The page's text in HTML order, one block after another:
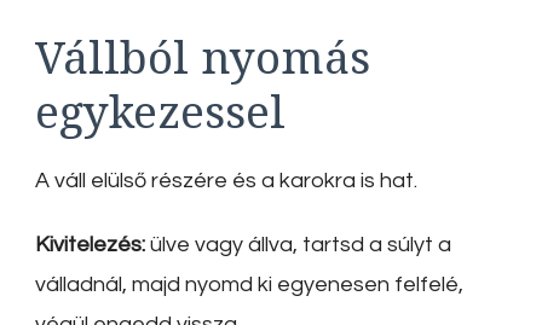
Vállból nyomás
egykezessel
A váll elülső részére és a karokra is hat.
Kivitelezés: ülve vagy állva, tartsd a súlyt a
válladnál, majd nyomd ki egyenesen felfelé,